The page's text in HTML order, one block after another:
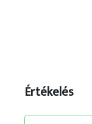
Forrás: utazói
Értékelés